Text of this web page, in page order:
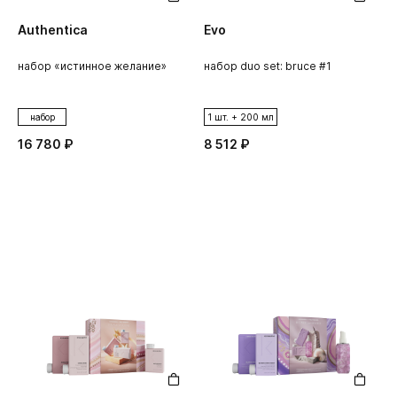
Authentica
набор «истинное желание»
набор
16 780 ₽
Evo
набор duo set: bruce #1
1 шт. + 200 мл
8 512 ₽